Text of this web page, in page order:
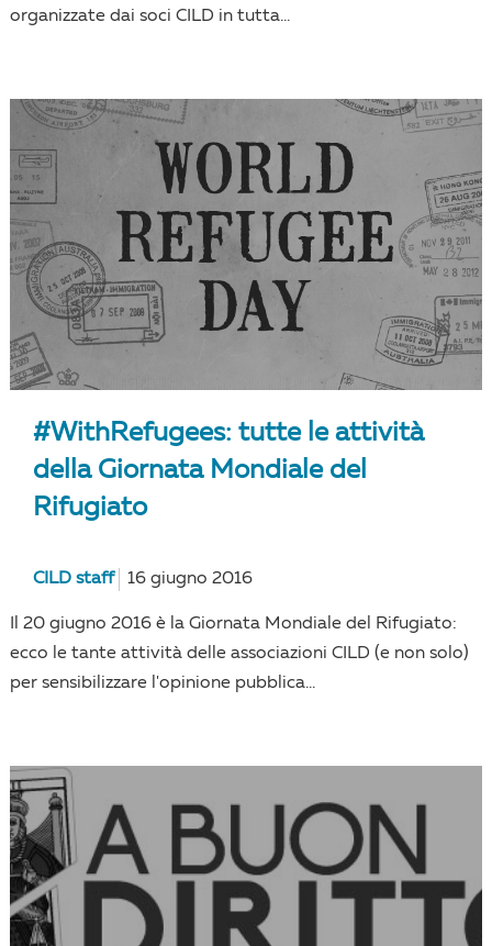
organizzate dai soci CILD in tutta...
#WithRefugees: tutte le attività
della Giornata Mondiale del
Rifugiato
CILD staff 16 giugno 2016
Il 20 giugno 2016 è la Giornata Mondiale del Rifugiato:
ecco le tante attività delle associazioni CILD (e non solo)
per sensibilizzare l'opinione pubblica...